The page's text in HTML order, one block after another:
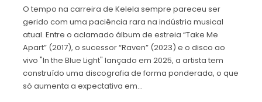
O tempo na carreira de Kelela sempre pareceu ser
gerido com uma paciência rara na indústria musical
atual. Entre o aclamado álbum de estreia “Take Me
Apart” (2017), o sucessor “Raven” (2023) e o disco ao
vivo "In the Blue Light" lançado em 2025, a artista tem
construído uma discografia de forma ponderada, o que
só aumenta a expectativa em…